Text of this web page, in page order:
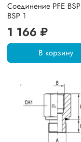
Соединение PFE
BSP 1
1 166 ₽
В корзину